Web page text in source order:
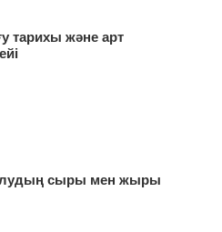
тарихы және арт
сыры мен жыры